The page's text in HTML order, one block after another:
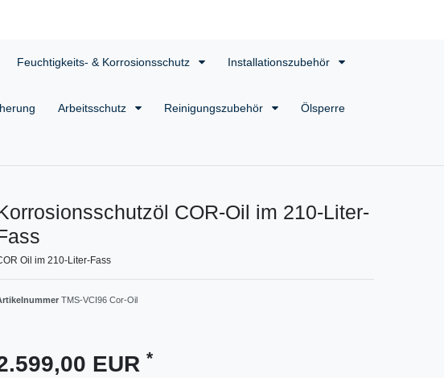
Feuchtigkeits- & Korrosionsschutz Installationszubehör
Arbeitsschutz Reinigungszubehör Ölsperre
COR-Oil im 210-Liter-
Oil im 210-Liter-Fass
TMS-VCI96 Cor-Oil
EUR *